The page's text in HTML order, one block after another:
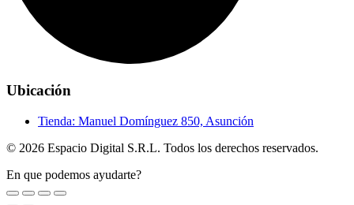
Ubicación
Tienda: Manuel Domínguez 850, Asunción
© 2026 Espacio Digital S.R.L. Todos los derechos reservados.
En que podemos ayudarte?